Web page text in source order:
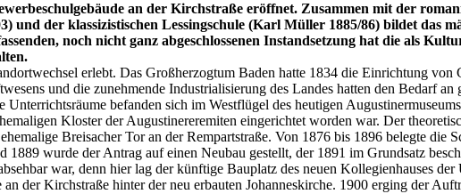
an der Kirchstraße eröffnet. Zusammen mit der
der klassizistischen Lessingschule (Karl Müller 1885/86) bildet das
noch nicht ganz abgeschlossenen Instandsetzung hat die als
erlebt. Das Großherzogtum Baden hatte 1834 die Einrichtung
und die zunehmende Industrialisierung des Landes hatten den Bedarf an
befanden sich im Westflügel des heutigen
Kloster der Augustinereremiten eingerichtet worden war. Der
Breisacher Tor an der Rempartstraße. Von 1876 bis 1896 belegte die
wurde der Antrag auf einen Neubau gestellt, der 1891 im Grundsatz
war, denn hier lag der künftige Bauplatz des neuen Kollegienhauses
der Kirchstraße hinter der neu erbauten Johanneskirche. 1900 erging der